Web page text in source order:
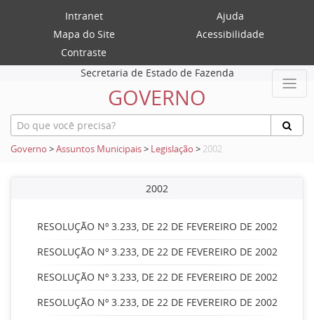
Intranet
Ajuda
Mapa do Site
Acessibilidade
Contraste
Secretaria de Estado de Fazenda
GOVERNO
Governo >Assuntos Municipais> Legislação > 2002
2002
RESOLUÇÃO Nº 3.233, DE 22 DE FEVEREIRO DE 2002
RESOLUÇÃO Nº 3.233, DE 22 DE FEVEREIRO DE 2002
RESOLUÇÃO Nº 3.233, DE 22 DE FEVEREIRO DE 2002
RESOLUÇÃO Nº 3.233, DE 22 DE FEVEREIRO DE 2002